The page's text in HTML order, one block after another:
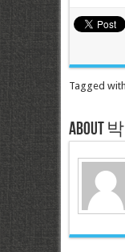
Tagged
About